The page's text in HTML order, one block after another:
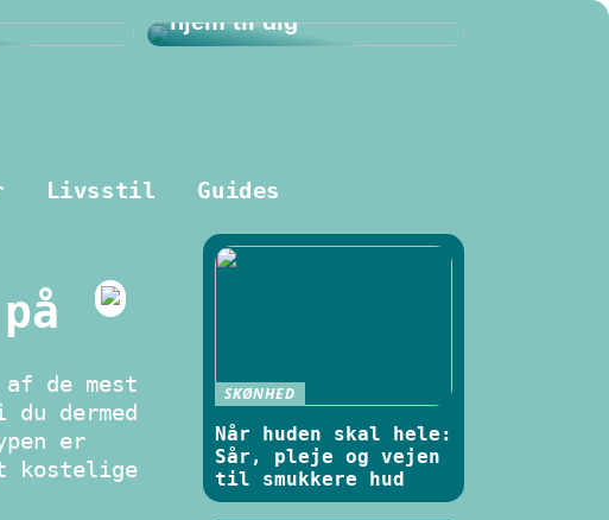
hjem til dig
Livsstil Guides
de mest
dermed
er
kostelige
SKØNHED
Når huden skal hele:
Sår, pleje og vejen
til smukkere hud